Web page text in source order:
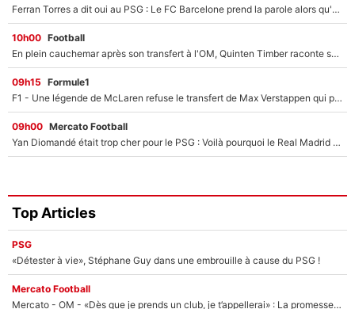
Ferran Torres a dit oui au PSG : Le FC Barcelone prend la parole alors qu'un transfert de l'attaquant espagnol prend forme
10h00 Football
En plein cauchemar après son transfert à l'OM, Quinten Timber raconte ses doutes après sa signature à Marseille
09h15 Formule1
F1 - Une légende de McLaren refuse le transfert de Max Verstappen qui pourrait «faire des vagues» et plomber l'ambiance dans l'équipe
09h00 Mercato Football
Yan Diomandé était trop cher pour le PSG : Voilà pourquoi le Real Madrid a accepté de payer la somme record de 140M€ pour boucler son transfert !
Top Articles
PSG
«Détester à vie», Stéphane Guy dans une embrouille à cause du PSG !
Mercato Football
Mercato - OM - «Dès que je prends un club, je t’appellerai» : La promesse de Marcelino au moment de claquer la porte